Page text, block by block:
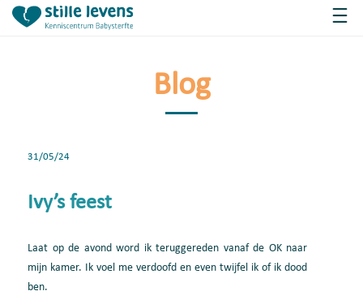
Blog
31/05/24
Ivy’s feest
Laat op de avond word ik teruggereden vanaf de OK naar
mijn kamer. Ik voel me verdoofd en even twijfel ik of ik dood
ben.